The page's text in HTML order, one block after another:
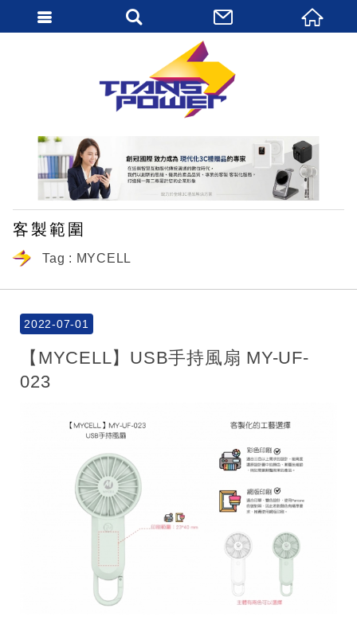
客製範圍
Tag : MYCELL
2022-07-01
【MYCELL】USB手持風扇 MY-UF-
023
繁體中文